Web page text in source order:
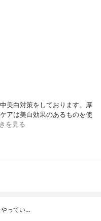
美白対策をしております。厚
アは美白効果のあるものを使
を見る
やってい…